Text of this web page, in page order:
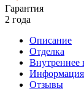
Гарантия
2 года
Описание
Отделка
Внутреннее
Информация
Отзывы